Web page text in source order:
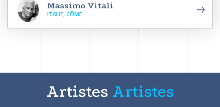
Massimo Vitali
ITALIE, CÔME
Artistes Artistes